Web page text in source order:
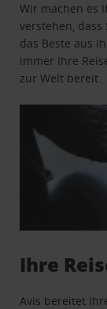
Wir machen es
verstehen,
das Beste aus
immer Ihre
zur Welt bereit.
Ihre
Avis bereitet